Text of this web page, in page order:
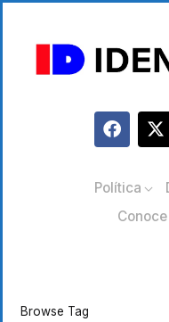
Política
Browse Tag